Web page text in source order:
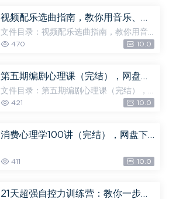
p4 [610.62M] 第三课：失眠...
视频配乐选曲指南，教你用音乐、音效调动观众情绪，网盘下载(62.34M)
文件目录：视频配乐选曲指南，教你用音
乐、音效调动观众情绪，文件大小：62.34
mp3 [12.99M] 2.mp3...
470 10.0
第五期编剧心理课（完结），网盘下载(7.53G)
文件目录：第五期编剧心理课（完结），
文件大小：7.53G (未命名) [527.48K] 学
25K] 学习菌二维码.jpg [9...
421 10.0
消费心理学100讲（完结），网盘下载(340.96M)
411 10.0
21天超强自控力训练营：教你一步步蜕变，掌握人生（完结），网盘下载(228.85M)